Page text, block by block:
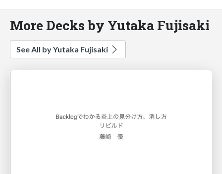
More Decks by Yutaka Fujisaki
See All by Yutaka Fujisaki